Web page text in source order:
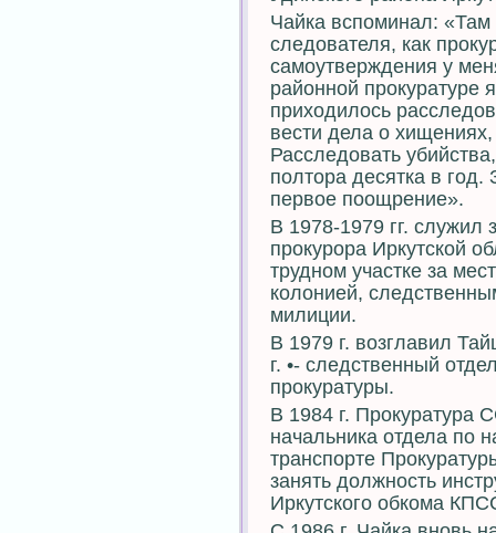
Чайка вспоминал:
следователя, как
самоутверждения у
районной
приходилось
вести дела о
Расследовать
полтора десятка в год.
первое поощрение».
В 1978-1979 гг. служил
прокурора Иркутской
трудном участке за
колонией,
милиции.
В 1979 г. возглавил
г. •- следственный
прокуратуры.
В 1984 г. Прокуратура
начальника отдела по
транспорте
занять должность
Иркутского обкома